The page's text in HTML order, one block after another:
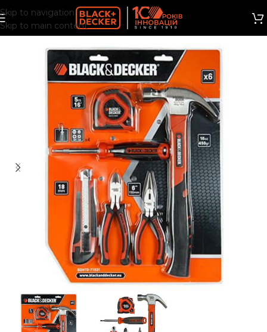
Skip to navigation
Skip to main content